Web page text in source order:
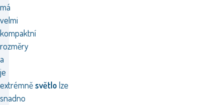
má
velmi
kompaktní
rozměry
a
je
extrémněsvětlo lze
snadno